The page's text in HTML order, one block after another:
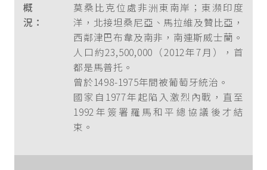
概
況：
莫桑比克位處非洲東南岸；東瀕印度
洋，北接坦桑尼亞、馬拉維及贊比亞，
西鄰津巴布韋及南非，南連斯威士蘭。
人口約23,500,000（2012年7月），首
都是馬普托。
曾於1498-1975年間被葡萄牙統治。
國家自1977年起陷入激烈內戰，直至
1992年簽署羅馬和平總協議後才結
束。